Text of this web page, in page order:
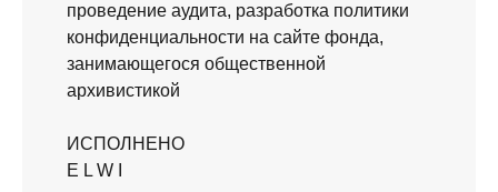
проведение аудита, разработка политики
конфиденциальности на сайте фонда,
занимающегося общественной
архивистикой
ИСПОЛНЕНО
E L W I